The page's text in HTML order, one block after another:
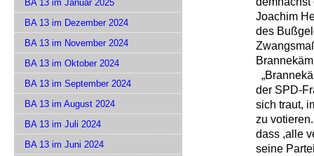
Joachim
des
„
der SPD-
sich traut,
zu
dass ,alle
seine
BA 13 im Januar 2025
BA 13 im Dezember 2024
BA 13 im November 2024
BA 13 im Oktober 2024
BA 13 im September 2024
BA 13 im August 2024
BA 13 im Juli 2024
BA 13 im Juni 2024